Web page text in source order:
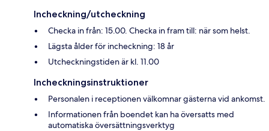
Incheckning/utcheckning
Checka in från: 15.00. Checka in fram till: när som helst.
Lägsta ålder för incheckning: 18 år
Utcheckningstiden är kl. 11.00
Incheckningsinstruktioner
Personalen i receptionen välkomnar gästerna vid ankomst.
Informationen från boendet kan ha översatts med
automatiska översättningsverktyg